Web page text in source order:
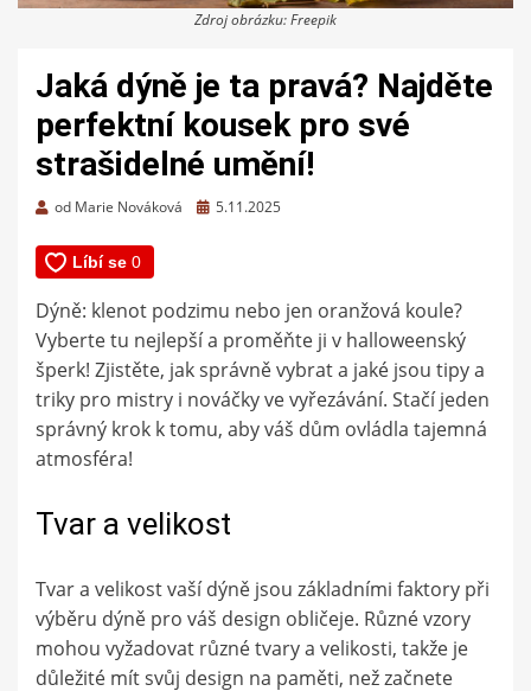
Zdroj obrázku: Freepik
Jaká dýně je ta pravá? Najděte
perfektní kousek pro své
strašidelné umění!
od Marie Nováková
Zveřejněno
5.11.2025
Dýně: klenot podzimu nebo jen oranžová koule?
Vyberte tu nejlepší a proměňte ji v halloweenský
šperk! Zjistěte, jak správně vybrat a jaké jsou tipy a
triky pro mistry i nováčky ve vyřezávání. Stačí jeden
správný krok k tomu, aby váš dům ovládla tajemná
atmosféra!
Tvar a velikost
Tvar a velikost vaší dýně jsou základními faktory při
výběru dýně pro váš design obličeje. Různé vzory
mohou vyžadovat různé tvary a velikosti, takže je
důležité mít svůj design na paměti, než začnete